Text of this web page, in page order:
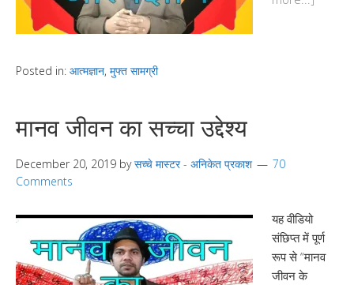
Posted in: आत्मज्ञान, मुफ्त सामग्री
मानव जीवन का सच्चा उद्देश्य
December 20, 2019 byसच्चे मास्टर - अनिकेत प्रकाश
70
Comments
यह वीडियो
संछिप्त में पूर्ण
रूप से “मानव
जीवन के